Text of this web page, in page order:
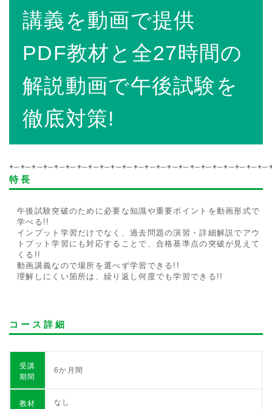
講義を動画で提供
PDF教材と全27時間の
解説動画で午後試験を
徹底対策!
特長
午後試験突破のために必要な知識や重要ポイントを動画形式で
学べる!!
インプット学習だけでなく、過去問題の演習・詳細解説でアウ
トプット学習にも対応することで、合格基準点の突破が見えて
くる!!
動画講義なので場所を選べず学習できる!!
理解しにくい箇所は、繰り返し何度でも学習できる!!
コース詳細
受講
期間
6か月間
教材
なし